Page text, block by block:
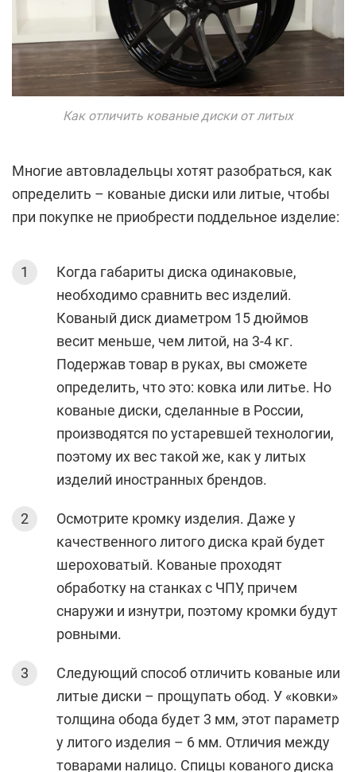
Как отличить кованые диски от литых
Многие автовладельцы хотят разобраться, как
определить – кованые диски или литые, чтобы
при покупке не приобрести поддельное изделие:
Когда габариты диска одинаковые,
необходимо сравнить вес изделий.
Кованый диск диаметром 15 дюймов
весит меньше, чем литой, на 3-4 кг.
Подержав товар в руках, вы сможете
определить, что это: ковка или литье. Но
кованые диски, сделанные в России,
производятся по устаревшей технологии,
поэтому их вес такой же, как у литых
изделий иностранных брендов.
Осмотрите кромку изделия. Даже у
качественного литого диска край будет
шероховатый. Кованые проходят
обработку на станках с ЧПУ, причем
снаружи и изнутри, поэтому кромки будут
ровными.
Следующий способ отличить кованые или
литые диски – прощупать обод. У «ковки»
толщина обода будет 3 мм, этот параметр
у литого изделия – 6 мм. Отличия между
товарами налицо. Спицы кованого диска